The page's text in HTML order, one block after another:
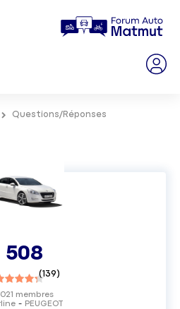
Questions/Réponses
508
(139)
PEUGEOT
membres